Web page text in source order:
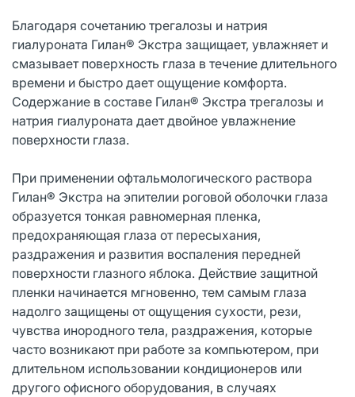
Благодаря сочетанию трегалозы и натрия
гиалуроната Гилан® Экстра защищает, увлажняет и
смазывает поверхность глаза в течение длительного
времени и быстро дает ощущение комфорта.
Содержание в составе Гилан® Экстра трегалозы и
натрия гиалуроната дает двойное увлажнение
поверхности глаза.
При применении офтальмологического раствора
Гилан® Экстра на эпителии роговой оболочки глаза
образуется тонкая равномерная пленка,
предохраняющая глаза от пересыхания,
раздражения и развития воспаления передней
поверхности глазного яблока. Действие защитной
пленки начинается мгновенно, тем самым глаза
надолго защищены от ощущения сухости, рези,
чувства инородного тела, раздражения, которые
часто возникают при работе за компьютером, при
длительном использовании кондиционеров или
другого офисного оборудования, в случаях